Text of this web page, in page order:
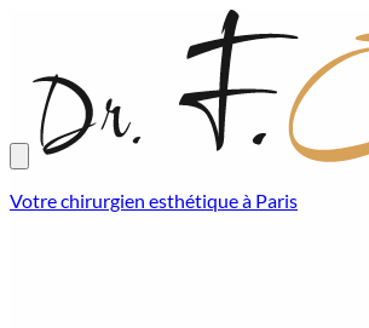
Votre chirurgien esthétique à Paris